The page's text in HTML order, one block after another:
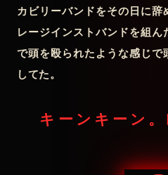
カビリーバンドをその日に
レージインストバンドを組
で頭を殴られたような感じ
してた。
キーンキーン